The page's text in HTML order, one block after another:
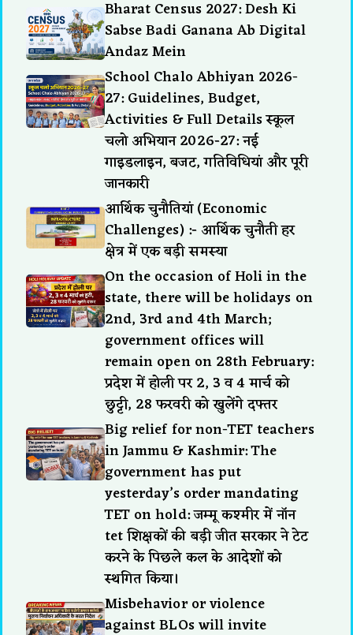
Bharat Census 2027: Desh Ki
Sabse Badi Ganana Ab Digital
Andaz Mein
School Chalo Abhiyan 2026-
27: Guidelines, Budget,
Activities & Full Details स्कूल
चलो अभियान 2026-27: नई
गाइडलाइन, बजट, गतिविधियां और पूरी
जानकारी
आर्थिक चुनौतियां (Economic
Challenges) :- आर्थिक चुनौती हर
क्षेत्र में एक बड़ी समस्या
On the occasion of Holi in the
state, there will be holidays on
2nd, 3rd and 4th March;
government offices will
remain open on 28th February:
प्रदेश में होली पर 2, 3 व 4 मार्च को
छुट्टी, 28 फरवरी को खुलेंगे दफ्तर
Big relief for non-TET teachers
in Jammu & Kashmir: The
government has put
yesterday’s order mandating
TET on hold: जम्मू कश्मीर में नॉन
tet शिक्षकों की बड़ी जीत सरकार ने टेट
करने के पिछले कल के आदेशों को
स्थगित किया।
Misbehavior or violence
against BLOs will invite